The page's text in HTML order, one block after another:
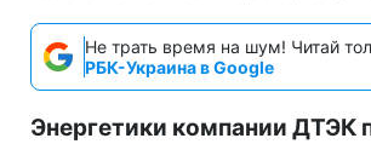
Не трать время на шум! Читай
РБК-Украина в Google
Энергетики компании ДТЭК